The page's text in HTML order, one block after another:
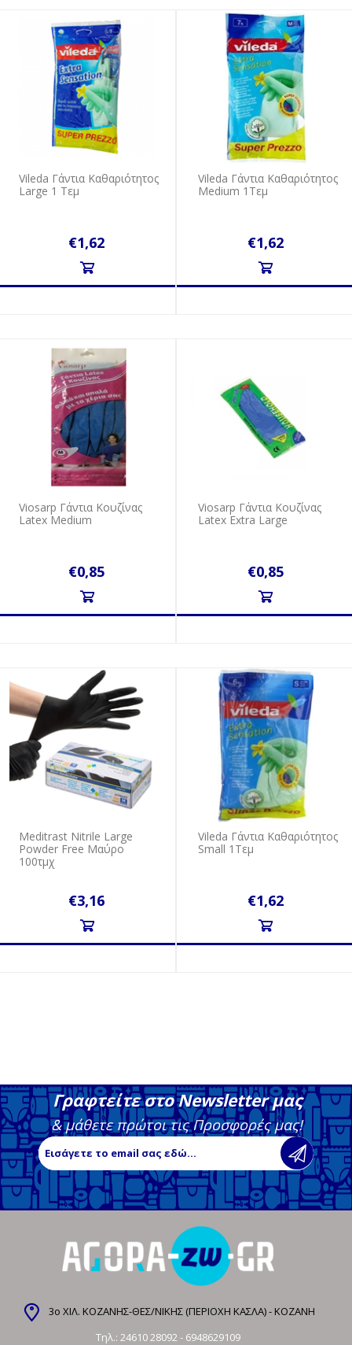
Vileda Γάντια Καθαριότητος
Large 1 Τεμ
€1,62
Vileda Γάντια Καθαριότητος
Medium 1Τεμ
€1,62
Viosarp Γάντια Κουζίνας
Latex Medium
€0,85
Viosarp Γάντια Κουζίνας
Latex Extra Large
€0,85
Meditrast Nitrile Large
Powder Free Μαύρο
100τμχ
€3,16
Vileda Γάντια Καθαριότητος
Small 1Τεμ
€1,62
Γραφτείτε στο Newsletter μας
& μάθετε πρώτοι τις Προσφορές μας!
3ο ΧΙΛ. ΚΟΖΑΝΗΣ-ΘΕΣ/ΝΙΚΗΣ (ΠΕΡΙΟΧΗ ΚΑΣΛΑ) - ΚΟΖΑΝΗ
Τηλ.: 24610 28092- 6948629109